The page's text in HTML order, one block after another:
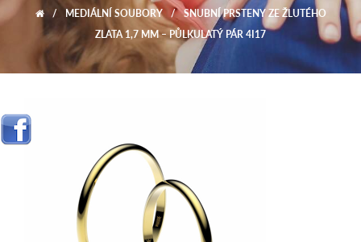
/ MEDIÁLNÍ SOUBORY / SNUBNÍ PRSTENY ZE ŽLUTÉHO
ZLATA 1,7 MM – PŮLKULATÝ PÁR 4I17